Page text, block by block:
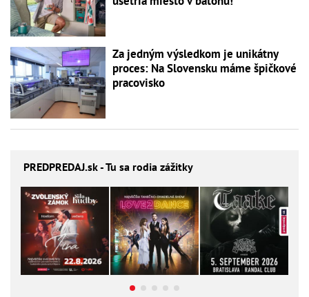
Za jedným výsledkom je unikátny
proces: Na Slovensku máme špičkové
pracovisko
PREDPREDAJ.sk - Tu sa rodia zážitky